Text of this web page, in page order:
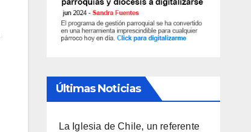
Últimas Noticias
La Iglesia de Chile, un referente